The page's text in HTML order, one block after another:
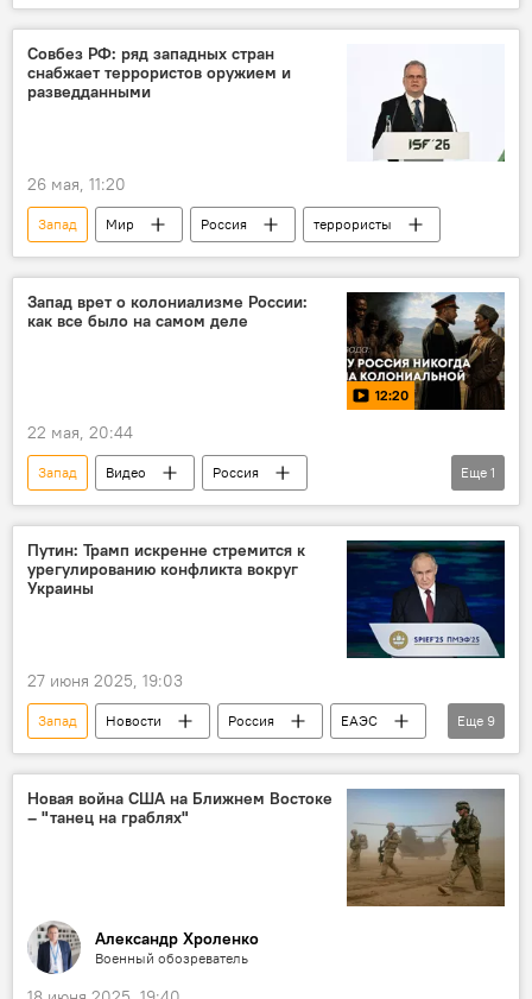
Война
Подготовка
Совбез РФ: ряд западных стран
снабжает террористов оружием и
разведданными
26 мая, 11:20
Запад Мир Россия террористы
Запад врет о колониализме России:
как все было на самом деле
12:20
22 мая, 20:44
Запад Видео
Россия
колониализм
Еще 1
Путин: Трамп искренне стремится к
урегулированию конфликта вокруг
Украины
27 июня 2025, 19:03
Запад Новости Россия
ЕАЭС
саммит
Владимир Путин
Дональд Трамп
Экономика
Экономический рост
Еще 9
Новая война США на Ближнем Востоке
– "танец на граблях"
Александр Хроленко
Военный обозреватель